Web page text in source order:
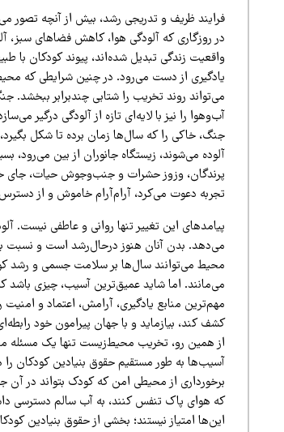
فرایند ظریف و تدریجی رشد، بیش از آنچه
در روزگاری که آلودگی هوا، کاهش فضاهای
واقعیت زندگی تبدیل شده‌اند، پیوند کودکان با
یادگیری از دست می‌رود. در چنین شرایطی که
می‌تواند روند تخریب را شتابی چندبرابر ببخشد.
آب‌وهوا را نیز با لایه‌ای تازه از آلودگی درگیر
جنگ، خاکی را که سال‌ها زمان برده تا شکل بگیرد،
آلوده می‌شوند، زیستگاه جانوران از بین می‌رود،
پرندگان، وزوز حشرات و جنب‌وجوش حیات، جای
تجربه دعوت می‌کرد، آرام‌آرام خاموش و از
پیامدهای این تغییر تنها روانی و عاطفی نیست.
می‌دهد. بدن آنان هنوز درحال‌رشد است و نسبت
محیط می‌توانند سال‌ها بر سلامت جسمی و رشد
می‌مانند. اما شاید عمیق‌ترین آسیب، چیزی
مهم‌ترین منابع یادگیری، آرامش، اعتماد و
کشف کند، بیازماید و با جهان پیرامون خود
از همین رو، تخریب محیط‌زیست تنها یک
آسیب‌ها به طور مستقیم حقوق بنیادین کودکان
برخورداری از محیطی امن که کودک بتواند در آن
که هوای پاک تنفس کنند، به آب سالم دسترسی
این‌ها امتیاز نیستند؛ بخشی از حقوق بنیادین